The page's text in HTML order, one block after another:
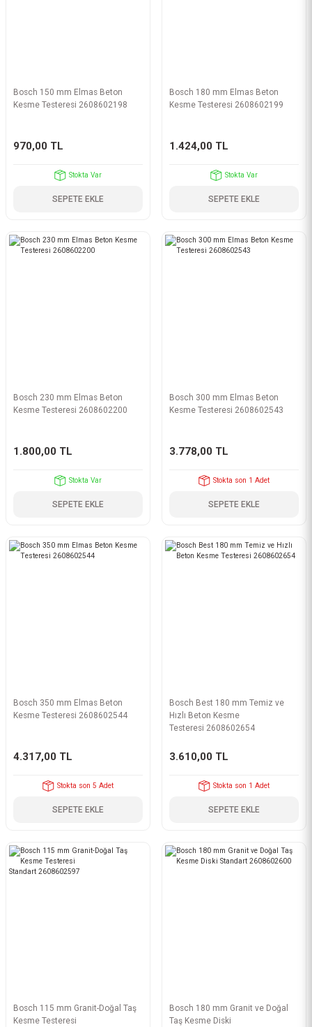
Bosch 150 mm Elmas Beton
Kesme Testeresi 2608602198
970,00 TL
Stokta Var
SEPETE EKLE
Bosch 180 mm Elmas Beton
Kesme Testeresi 2608602199
1.424,00 TL
Stokta Var
SEPETE EKLE
Bosch 230 mm Elmas Beton
Kesme Testeresi 2608602200
1.800,00 TL
Stokta Var
SEPETE EKLE
Bosch 300 mm Elmas Beton
Kesme Testeresi 2608602543
3.778,00 TL
Stokta son 1 Adet
SEPETE EKLE
Bosch 350 mm Elmas Beton
Kesme Testeresi 2608602544
4.317,00 TL
Stokta son 5 Adet
SEPETE EKLE
Bosch Best 180 mm Temiz ve
Hızlı Beton Kesme
Testeresi 2608602654
3.610,00 TL
Stokta son 1 Adet
SEPETE EKLE
Bosch 115 mm Granit-Doğal Taş
Kesme Testeresi
Bosch 180 mm Granit ve Doğal
Taş Kesme Diski